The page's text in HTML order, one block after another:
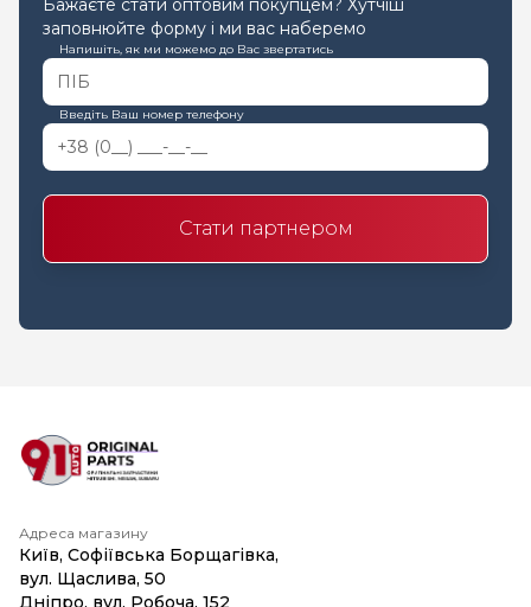
Бажаєте стати оптовим покупцем? Хутчіш
заповнюйте форму і ми вас наберемо
Напишіть, як ми можемо до Вас звертатись
Введіть Ваш номер телефону
Стати партнером
Адреса магазину
Київ, Софіївська Борщагівка,
вул. Щаслива, 50
Дніпро, вул. Робоча, 152